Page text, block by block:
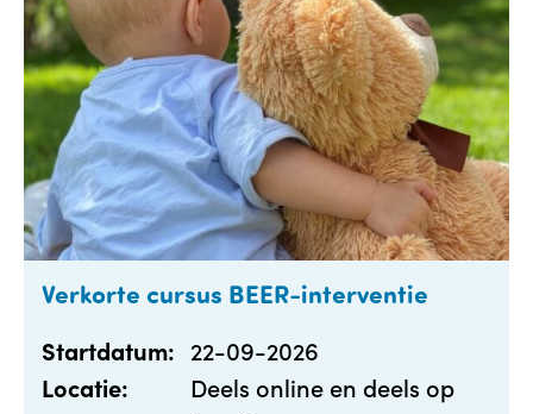
Verkorte cursus BEER-interventie
Startdatum: 22-09-2026
Locatie:
Deels online en deels op